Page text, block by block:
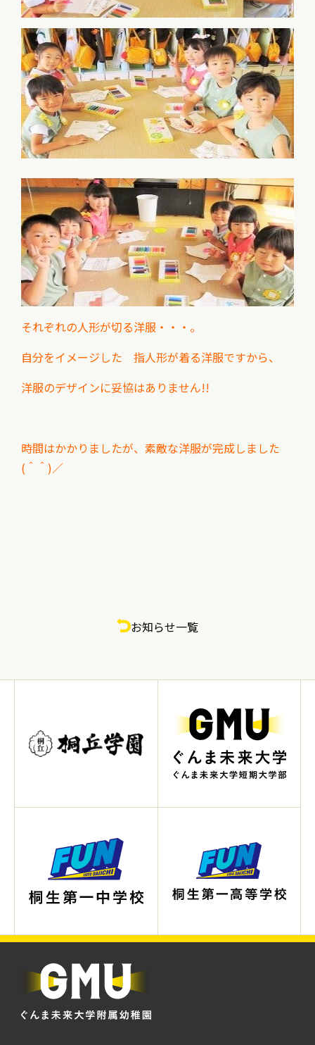
それぞれの人形が切る洋服・・・。
自分をイメージした 指人形が着る洋服ですから、
洋服のデザインに妥協はありません!!
時間はかかりましたが、素敵な洋服が完成しました
(＾＾)／
お知らせ一覧